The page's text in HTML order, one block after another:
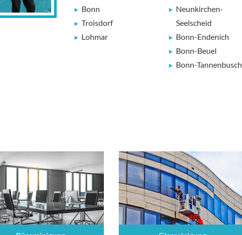
Bonn
Troisdorf
Lohmar
Neunkirchen-
Seelscheid
Bonn-Endenich
Bonn-Beuel
Bonn-Tannenbusch